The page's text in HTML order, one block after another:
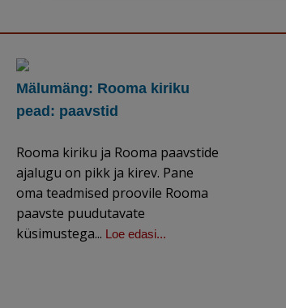
Mälumäng: Rooma kiriku
pead: paavstid
Rooma kiriku ja Rooma paavstide
ajalugu on pikk ja kirev. Pane
oma teadmised proovile Rooma
paavste puudutavate
küsimustega... Loe edasi...